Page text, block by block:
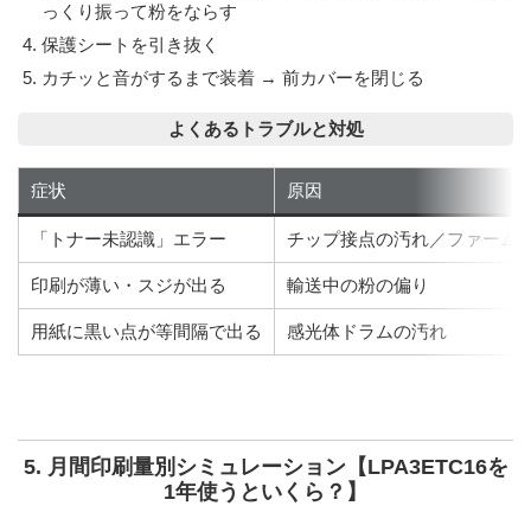
っくり振って粉をならす
保護シートを引き抜く
カチッと音がするまで装着 → 前カバーを閉じる
よくあるトラブルと対処
症状 原因
「トナー未認識」エラー チップ接点の汚れ／ファーム
印刷が薄い・スジが出る 輸送中の粉の偏り
用紙に黒い点が等間隔で出る 感光体ドラムの汚れ
5. 月間印刷量別シミュレーション【LPA3ETC16を
1年使うといくら？】